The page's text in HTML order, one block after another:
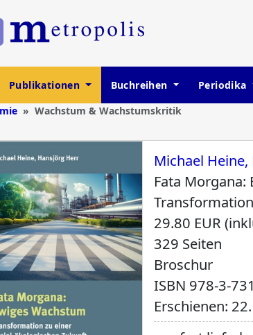
Publikationen Buchreihen Periodika
Wachstum & Wachstumskritik
Michael
Fata Morgana:
29.80 EUR
329 Seiten
Broschur
ISBN 978-3-
Erschienen: